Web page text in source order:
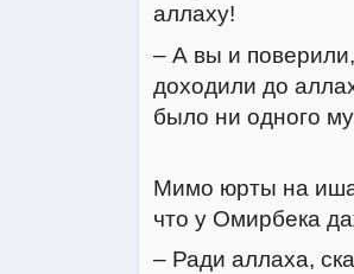
аллаху!
– А вы и
доходили до
было ни одного
Мимо юрты на
что у Омирбека
– Ради аллаха,